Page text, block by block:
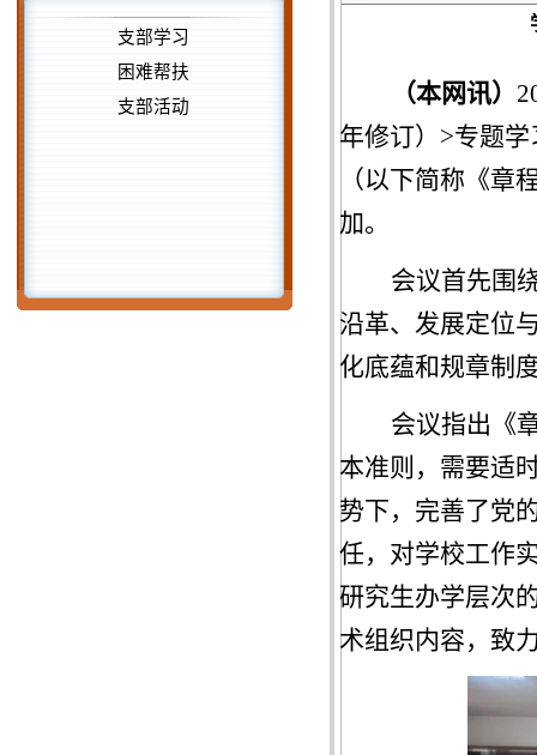
支部学习
困难帮扶
支部活动
（本网讯）
年修订）>专题
（以下简称《章
加。
会议首先围
沿革、发展定位
化底蕴和规章制
会议指出《
本准则，需要适
势下，完善了党
任，对学校工作
研究生办学层次
术组织内容，致